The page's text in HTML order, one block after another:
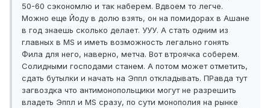
50-60 сэкономлю и так наберем. Вдвоем то легче.
Можно еще Йоду в долю взять, он на помидорах в Ашане
в год знаешь сколько делает. УУУ. А стать одним из
главных в MS и иметь возможность легально гонять
Фила для него, наверно, метча. Вот втроячка соберем.
Солидными господами станем. А потом может отметить,
сдать бутылки и начать на Эппл откладывать. ПРавда тут
загвоздка что антимонопольщики могут не разрешить
владеть Эппл и MS сразу, по сути монополия на рынке